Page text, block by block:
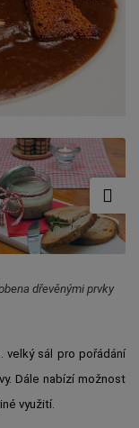
dřevěnými prvky
velký sál pro pořádání
Dále nabízí možnost
využití.